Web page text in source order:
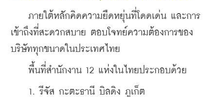
ภายใต้หลักคิดความยืดหยุ่นที่โดดเด่น และการ
เข้าถึงที่สะดวกสบาย ตอบโจทย์ความต้องการของ
บริษัททุกขนาดในประเทศไทย
พื้นที่สำนักงาน 12 แห่งในไทยประกอบด้วย
1. รีจัส กะตะธานี บิลดิง ภูเก็ต